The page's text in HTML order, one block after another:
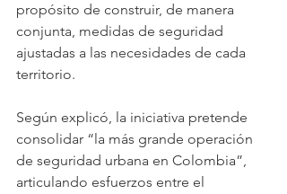
propósito de construir, de manera
conjunta, medidas de seguridad
ajustadas a las necesidades de cada
territorio.
Según explicó, la iniciativa pretende
consolidar “la más grande operación
de seguridad urbana en Colombia”,
articulando esfuerzos entre el